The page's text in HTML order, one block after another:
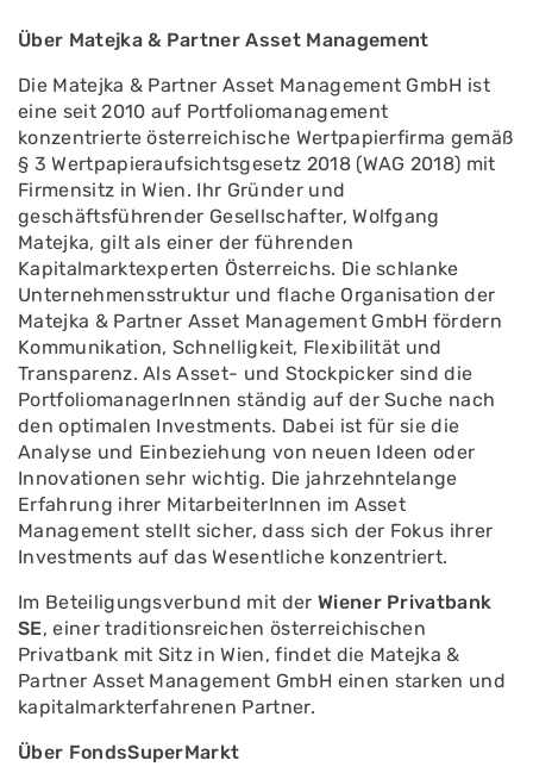
Über Matejka & Partner Asset Management
Die Matejka & Partner Asset Management GmbH ist
eine seit 2010 auf Portfoliomanagement
konzentrierte österreichische Wertpapierfirma gemäß
§ 3 Wertpapieraufsichtsgesetz 2018 (WAG 2018) mit
Firmensitz in Wien. Ihr Gründer und
geschäftsführender Gesellschafter, Wolfgang
Matejka, gilt als einer der führenden
Kapitalmarktexperten Österreichs. Die schlanke
Unternehmensstruktur und flache Organisation der
Matejka & Partner Asset Management GmbH fördern
Kommunikation, Schnelligkeit, Flexibilität und
Transparenz. Als Asset- und Stockpicker sind die
PortfoliomanagerInnen ständig auf der Suche nach
den optimalen Investments. Dabei ist für sie die
Analyse und Einbeziehung von neuen Ideen oder
Innovationen sehr wichtig. Die jahrzehntelange
Erfahrung ihrer MitarbeiterInnen im Asset
Management stellt sicher, dass sich der Fokus ihrer
Investments auf das Wesentliche konzentriert.
Im Beteiligungsverbund mit der Wiener Privatbank
SE, einer traditionsreichen österreichischen
Privatbank mit Sitz in Wien, findet die Matejka &
Partner Asset Management GmbH einen starken und
kapitalmarkterfahrenen Partner.
Über FondsSuperMarkt